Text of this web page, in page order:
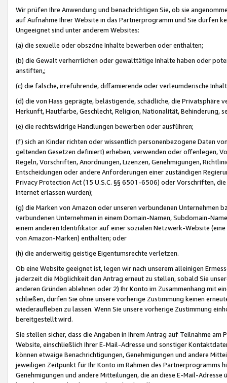
Wir prüfen Ihre Anwendung und benachrichtigen Sie, ob sie
auf Aufnahme Ihrer Website in das Partnerprogramm und Sie dürfen
Ungeeignet sind unter anderem Websites:
(a) die sexuelle oder obszöne Inhalte bewerben oder enthalten;
(b) die Gewalt verherrlichen oder gewalttätige Inhalte haben oder
anstiften,;
(c) die falsche, irreführende, diffamierende oder verleumderische
(d) die von Hass geprägte, belästigende, schädliche, die Privatsphäre
Herkunft, Hautfarbe, Geschlecht, Religion, Nationalität, Behinderung,
(e) die rechtswidrige Handlungen bewerben oder ausführen;
(f) sich an Kinder richten oder wissentlich personenbezogene Daten
geltenden Gesetzen definiert) erheben, verwenden oder offenlegen,
Regeln, Vorschriften, Anordnungen, Lizenzen, Genehmigungen,
Entscheidungen oder andere Anforderungen einer zuständigen
Privacy Protection Act (15 U.S.C. §§ 6501-6506) oder Vorschriften,
Internet erlassen wurden);
(g) die Marken von Amazon oder unseren verbundenen Unternehmen
verbundenen Unternehmen in einem Domain-Namen, Subdomain-
einem anderen Identifikator auf einer sozialen Netzwerk-Website
von Amazon-Marken) enthalten; oder
(h) die anderweitig geistige Eigentumsrechte verletzen.
Ob eine Website geeignet ist, legen wir nach unserem alleinigen
jederzeit die Möglichkeit den Antrag erneut zu stellen, sobald Sie
anderen Gründen ablehnen oder 2) Ihr Konto im Zusammenhang mit
schließen, dürfen Sie ohne unsere vorherige Zustimmung keinen
wiederaufleben zu lassen. Wenn Sie unsere vorherige Zustimmung
bereitgestellt wird.
Sie stellen sicher, dass die Angaben in Ihrem Antrag auf Teilnahme
Website, einschließlich Ihrer E-Mail-Adresse und sonstiger
können etwaige Benachrichtigungen, Genehmigungen und andere
jeweiligen Zeitpunkt für Ihr Konto im Rahmen des Partnerprogramms
Genehmigungen und andere Mitteilungen, die an diese E-Mail-